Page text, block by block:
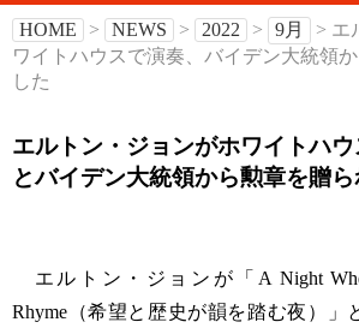
HOME > NEWS > 2022 > 9月
> エ
ワイトハウスで演奏、バイデン大統領
した
エルトン・ジョンがホワイトハ
とバイデン大統領から勲章を贈
エルトン・ジョンが「A Night
Rhyme（希望と歴史が韻を踏む夜）」